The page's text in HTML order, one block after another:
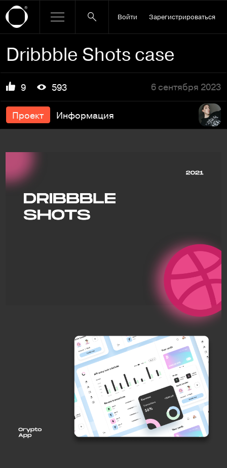
Войти Зарегистрироваться
Dribbble Shots case
9 593 6 сентября 2023
Проект Информация